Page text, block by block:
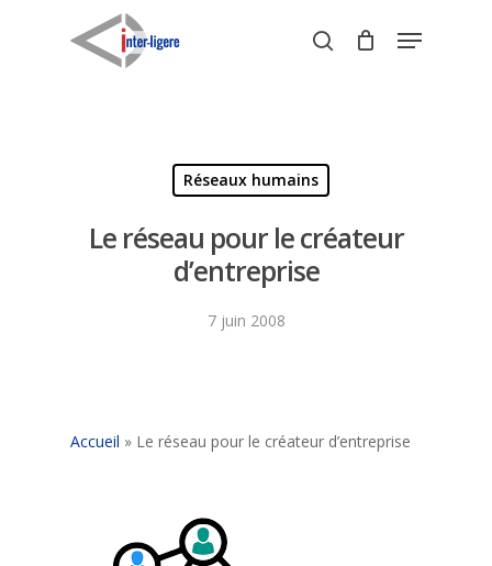
search
Menu
Réseaux humains
Le réseau pour le créateur
d’entreprise
7 juin 2008
Accueil » Le réseau pour le créateur d’entreprise